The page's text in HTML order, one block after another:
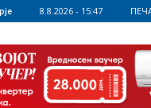
8.8.2026 - 15:47